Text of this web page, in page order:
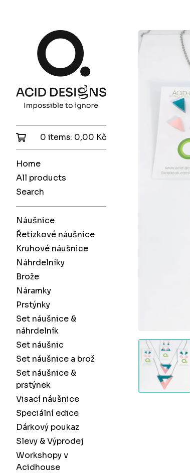
0 items: 0,00 Kč
Home
All products
Search
Náušnice
Řetízkové náušnice
Kruhové náušnice
Náhrdelníky
Brože
Náramky
Prstýnky
Set náušnice &
náhrdelník
Set náušnic
Set náušnice a brož
Set náušnice &
prstýnek
Visací náušnice
Speciální edice
Dárkový poukaz
Slevy & Výprodej
Workshopy v
Acidhouse